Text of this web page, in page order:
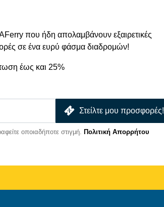
που ήδη απολαμβάνουν εξαιρετικές
σε ένα ευρύ φάσμα διαδρομών!
έως και 25%
Στείλτε μου προσφορές!
οποιαδήποτε στιγμή. Πολιτική Απορρήτου